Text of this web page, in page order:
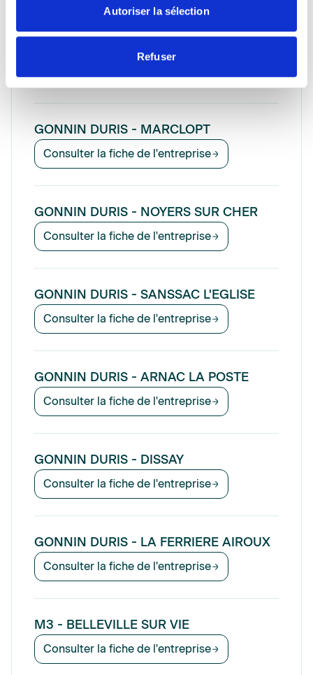
Autoriser la sélection
Refuser
GONNIN DURIS - ST MAUR
GONNIN DURIS - MARCLOPT
Consulter la fiche de l'entreprise
GONNIN DURIS - NOYERS SUR CHER
Consulter la fiche de l'entreprise
GONNIN DURIS - SANSSAC L'EGLISE
Consulter la fiche de l'entreprise
GONNIN DURIS - ARNAC LA POSTE
Consulter la fiche de l'entreprise
GONNIN DURIS - DISSAY
Consulter la fiche de l'entreprise
GONNIN DURIS - LA FERRIERE AIROUX
Consulter la fiche de l'entreprise
M3 - BELLEVILLE SUR VIE
Consulter la fiche de l'entreprise